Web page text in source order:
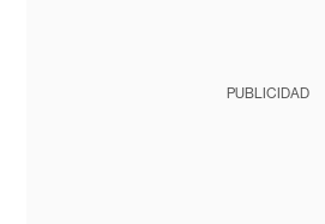
PUBLICIDAD